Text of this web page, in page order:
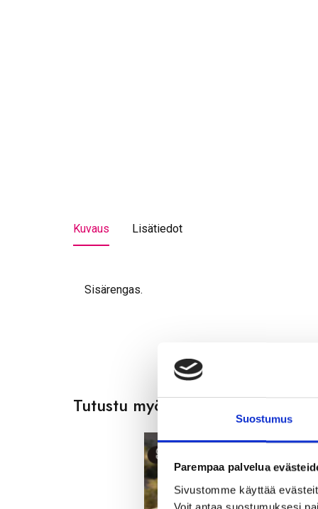
Suostumus
Parempaa palvelua
Sivustomme käyttää
Kuvaus Lisätiedot
Sisärengas.
Tutustu myös